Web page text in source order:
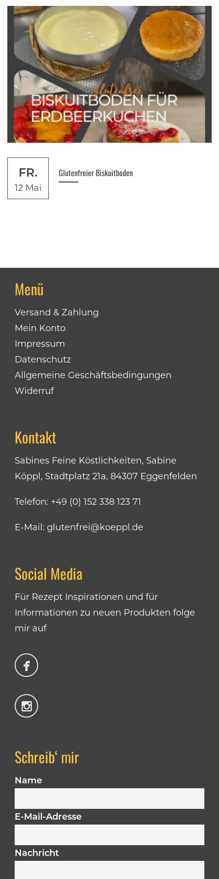
FR.
12 Mai
Glutenfreier Biskuitboden
Menü
Versand & Zahlung
Mein Konto
Impressum
Datenschutz
Allgemeine Geschäftsbedingungen
Widerruf
Kontakt
Sabines Feine Köstlichkeiten, Sabine
Köppl, Stadtplatz 21a, 84307 Eggenfelden
Telefon: +49 (0) 152 338 123 71
E-Mail: glutenfrei@koeppl.de
Social Media
Für Rezept Inspirationen und für
Informationen zu neuen Produkten folge
mir auf
Schreib‘ mir
Name
E-Mail-Adresse
Nachricht